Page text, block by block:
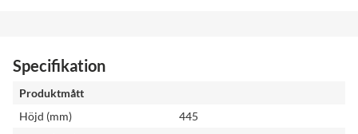
Specifikation
Produktmått
Höjd (mm)
445